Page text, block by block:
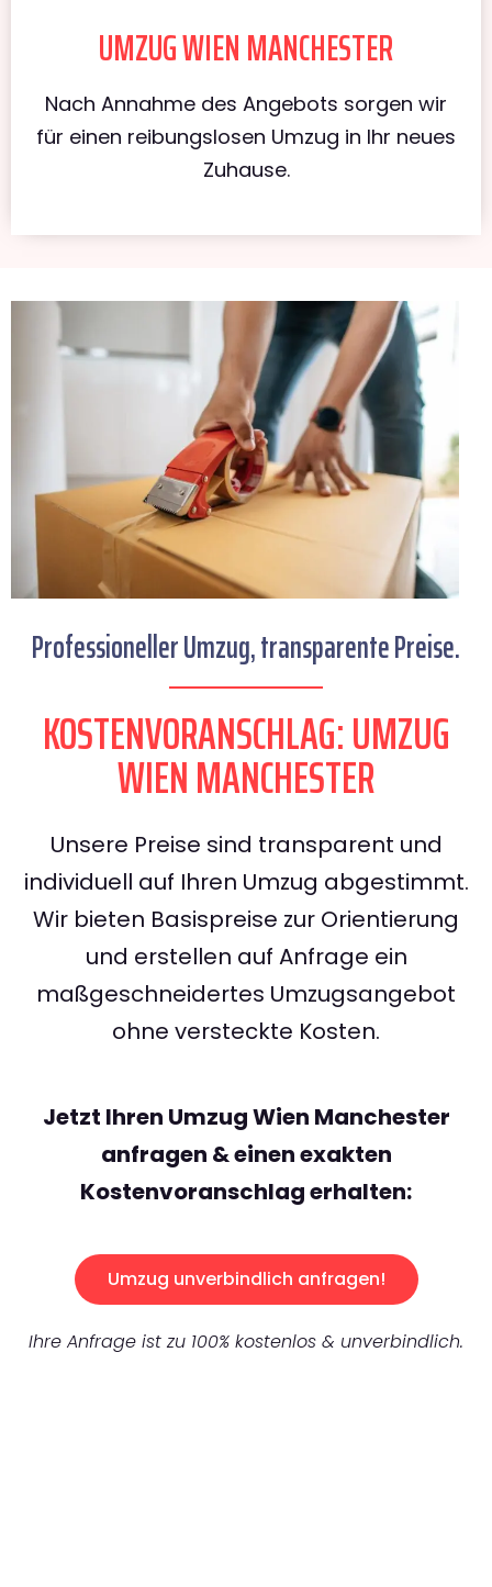
UMZUG WIEN MANCHESTER
Nach Annahme des Angebots sorgen wir
für einen reibungslosen Umzug in Ihr neues
Zuhause.
Professioneller Umzug, transparente Preise.
KOSTENVORANSCHLAG: UMZUG
WIEN MANCHESTER
Unsere Preise sind transparent und
individuell auf Ihren Umzug abgestimmt.
Wir bieten Basispreise zur Orientierung
und erstellen auf Anfrage ein
maßgeschneidertes Umzugsangebot
ohne versteckte Kosten.
Jetzt Ihren Umzug Wien Manchester
anfragen & einen exakten
Kostenvoranschlag erhalten:
Umzug unverbindlich anfragen!
Ihre Anfrage ist zu 100% kostenlos & unverbindlich.